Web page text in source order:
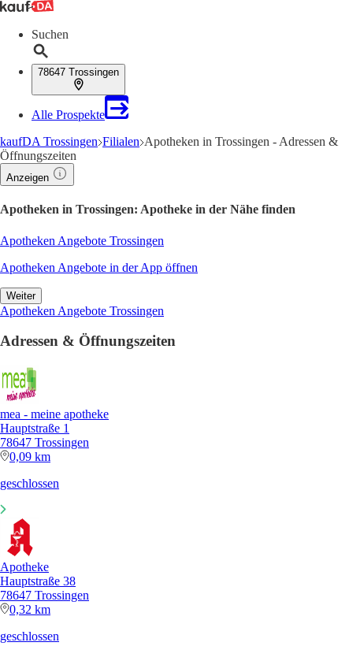
Suchen
78647 Trossingen
Alle Prospekte
kaufDA Trossingen Filialen Apotheken in Trossingen - Adressen &
Öffnungszeiten
Anzeigen
Apotheken in Trossingen: Apotheke in der Nähe finden
Apotheken Angebote Trossingen
Apotheken Angebote in der App öffnen
Weiter
Apotheken Angebote Trossingen
Adressen & Öffnungszeiten
mea - meine apotheke
Hauptstraße 1
78647 Trossingen
0,09 km
geschlossen
Apotheke
Hauptstraße 38
78647 Trossingen
0,32 km
geschlossen